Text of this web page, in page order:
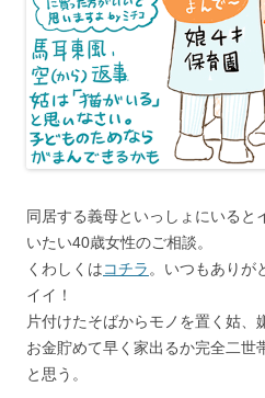
同居する義母といっしょにいると
いたい40歳女性のご相談。
くわしくはコチラ 。いつもありが
イイ！
片付けたそばからモノを置く姑、
お金貯めて早く家出るか完全二世
と思う。